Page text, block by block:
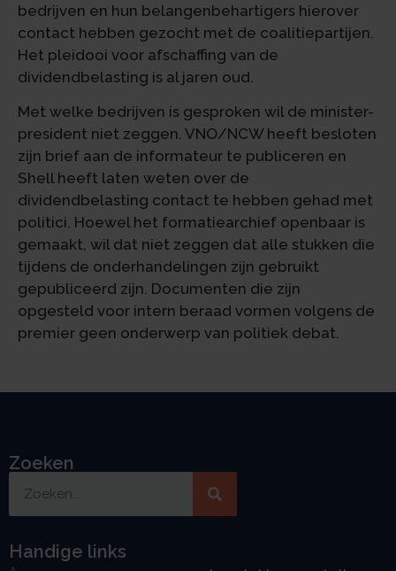
bedrijven en hun belangenbehartigers hierover
contact hebben gezocht met de coalitiepartijen.
Het pleidooi voor afschaffing van de
dividendbelasting is al jaren oud.
Met welke bedrijven is gesproken wil de minister-
president niet zeggen. VNO/NCW heeft besloten
zijn brief aan de informateur te publiceren en
Shell heeft laten weten over de
dividendbelasting contact te hebben gehad met
politici. Hoewel het formatiearchief openbaar is
gemaakt, wil dat niet zeggen dat alle stukken die
tijdens de onderhandelingen zijn gebruikt
gepubliceerd zijn. Documenten die zijn
opgesteld voor intern beraad vormen volgens de
premier geen onderwerp van politiek debat.
Zoeken
Handige links